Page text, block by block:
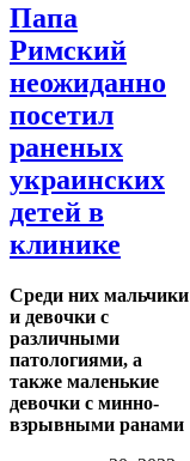
Папа
Римский
неожиданно
посетил
раненых
украинских
детей в
клинике
Среди них мальчики
и девочки с
различными
патологиями, а
также маленькие
девочки с минно-
взрывными ранами